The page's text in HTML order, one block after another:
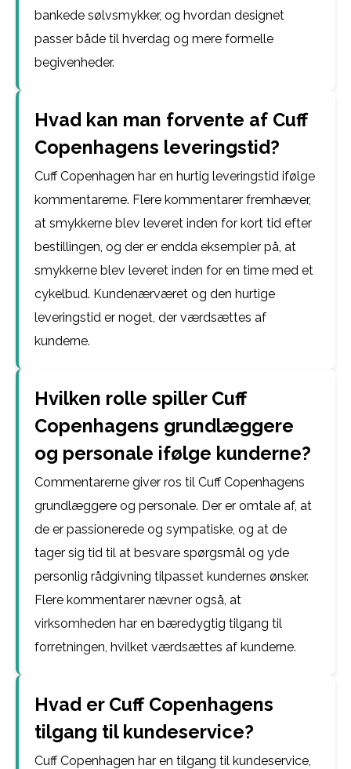
bankede sølvsmykker, og hvordan designet
passer både til hverdag og mere formelle
begivenheder.
Hvad kan man forvente af Cuff
Copenhagens leveringstid?
Cuff Copenhagen har en hurtig leveringstid ifølge
kommentarerne. Flere kommentarer fremhæver,
at smykkerne blev leveret inden for kort tid efter
bestillingen, og der er endda eksempler på, at
smykkerne blev leveret inden for en time med et
cykelbud. Kundenærværet og den hurtige
leveringstid er noget, der værdsættes af
kunderne.
Hvilken rolle spiller Cuff
Copenhagens grundlæggere
og personale ifølge kunderne?
Commentarerne giver ros til Cuff Copenhagens
grundlæggere og personale. Der er omtale af, at
de er passionerede og sympatiske, og at de
tager sig tid til at besvare spørgsmål og yde
personlig rådgivning tilpasset kundernes ønsker.
Flere kommentarer nævner også, at
virksomheden har en bæredygtig tilgang til
forretningen, hvilket værdsættes af kunderne.
Hvad er Cuff Copenhagens
tilgang til kundeservice?
Cuff Copenhagen har en tilgang til kundeservice,